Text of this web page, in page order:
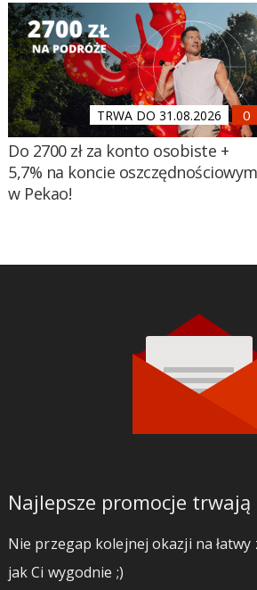
TRWA DO 31.08.2026
Do 2700 zł za konto osobiste +
5,7% na koncie oszczędnościowym
w Pekao!
Najlepsze promocje
Nie przegap kolejnej okazji na łatwy
jak Ci wygodnie ;)